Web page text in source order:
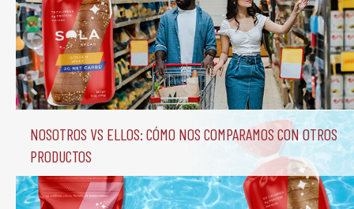
Nosotros vs Ellos: Cómo nos comparamos con otros
productos